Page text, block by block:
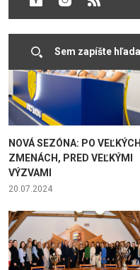
NOVÁ SEZÓNA: PO VEĽKÝCH
ZMENÁCH, PRED VEĽKÝMI
VÝZVAMI
20.07.2024